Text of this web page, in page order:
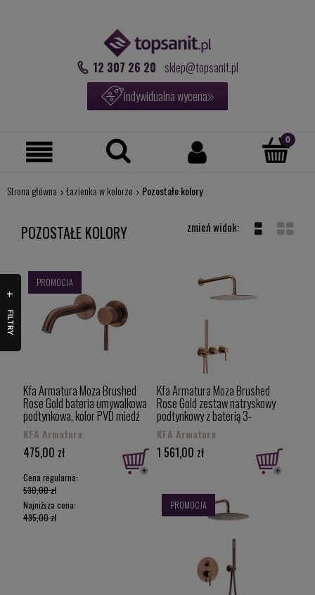
12 307 26 20 sklep@topsanit.pl
indywidualna wycena
Strona główna Łazienka w kolorze Pozostałe kolory
POZOSTAŁE KOLORY
Kfa Armatura Moza Brushed
Rose Gold bateria umywalkowa
podtynkowa, kolor PVD miedź
szczotkowana 5039-810-34
KFA Armatura
475,00 zł
Cena regularna:
530,00 zł
Najniższa cena:
495,00 zł
PROMOCJA
Kfa Armatura Moza Brushed
Rose Gold zestaw natryskowy
podtynkowy z baterią 3-
otworową, deszczownica
30cm, kolor PVD miedź
szczotkowana 5039-511-34
KFA Armatura
1 561,00 zł
PROMOCJA
FILTRY